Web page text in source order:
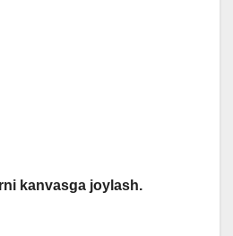
kanvasga joylash.